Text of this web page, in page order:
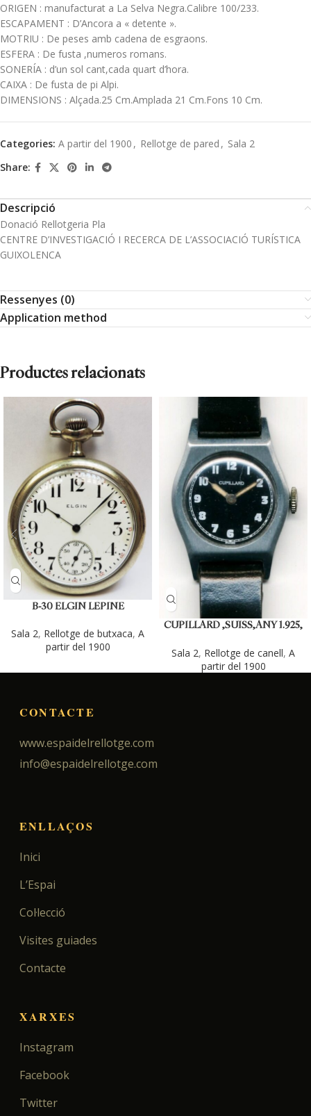
ORIGEN : manufacturat a La Selva Negra.Calibre 100/233.
ESCAPAMENT : D’Ancora a « detente ».
MOTRIU : De peses amb cadena de esgraons.
ESFERA : De fusta ,numeros romans.
SONERÍA : d’un sol cant,cada quart d’hora.
CAIXA : De fusta de pi Alpi.
DIMENSIONS : Alçada.25 Cm.Amplada 21 Cm.Fons 10 Cm.
Categories: A partir del 1900 , Rellotge de pared , Sala 2
Share:
Descripció
Donació Rellotgeria Pla
CENTRE D’INVESTIGACIÓ I RECERCA DE L’ASSOCIACIÓ TURÍSTICA
GUIXOLENCA
Ressenyes (0)
Application method
Productes relacionats
B-30 ELGIN LEPINE
Sala 2, Rellotge de butxaca, A
partir del 1900
CUPILLARD ,SUISS,ANY 1.925,
Sala 2, Rellotge de canell, A
partir del 1900
CONTACTE
www.espaidelrellotge.com
info@espaidelrellotge.com
ENLLAÇOS
Inici
L’Espai
Col·lecció
Visites guiades
Contacte
XARXES
Instagram
Facebook
Twitter